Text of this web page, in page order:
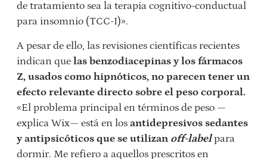
de tratamiento sea la terapia cognitivo-conductual
para insomnio (TCC-I)».
A pesar de ello, las revisiones científicas recientes
indican que las benzodiacepinas y los fármacos
Z, usados como hipnóticos, no parecen tener un
efecto relevante directo sobre el peso corporal.
«El problema principal en términos de peso —
explica Wix— está en los antidepresivos sedantes
y antipsicóticos que se utilizan off-labelpara
dormir. Me refiero a aquellos prescritos en